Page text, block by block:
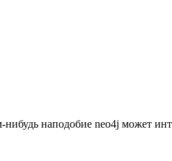
наподобие neo4j может